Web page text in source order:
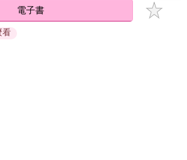
金石堂所購買的電子書僅能以金石堂專屬
電子書
看